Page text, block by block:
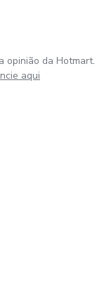
opinião da Hotmart.
aqui